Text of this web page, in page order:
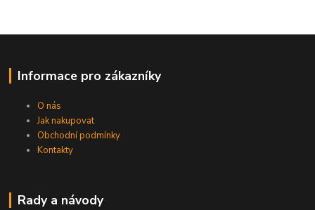
Informace pro zákazníky
O nás
Jak nakupovat
Obchodní podmínky
Kontakty
Rady a návody